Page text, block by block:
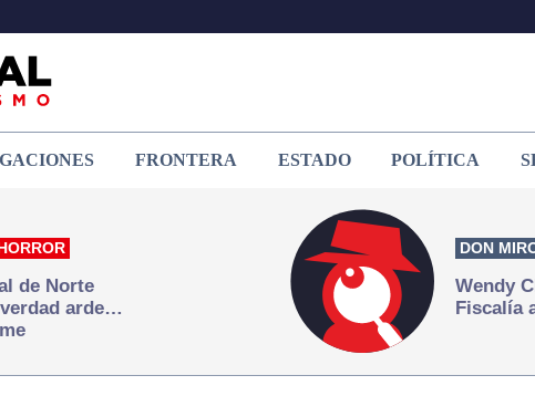
FRONTERA ESTADO POLÍTICA
de Norte
arde…
DON
Wendy
Fiscalía